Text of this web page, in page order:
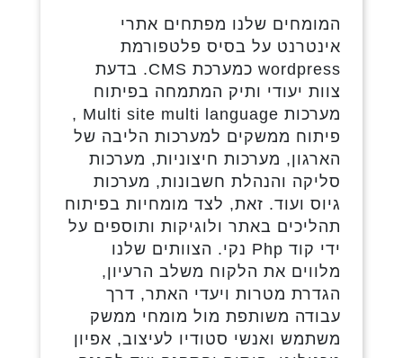
המומחים שלנו מפתחים אתרי
אינטרנט על בסיס פלטפורמת
wordpress כמערכת CMS. בדעת
צוות יעודי ותיק המתמחה בפיתוח
מערכות Multi site multi language ,
פיתוח ממשקים למערכות הליבה של
הארגון, מערכות חיצוניות, מערכות
סליקה והנהלת חשבונות, מערכות
גיוס ועוד. זאת, לצד מומחיות בפיתוח
תהליכים באתר ולוגיקות ותוספים על
ידי קוד Php נקי. הצוותים שלנו
מלווים את הלקוח משלב הרעיון,
הגדרת מטרות ויעדי האתר, דרך
עבודה משותפת מול מומחי ממשק
משתמש ואנשי סטודיו לעיצוב, אפיון